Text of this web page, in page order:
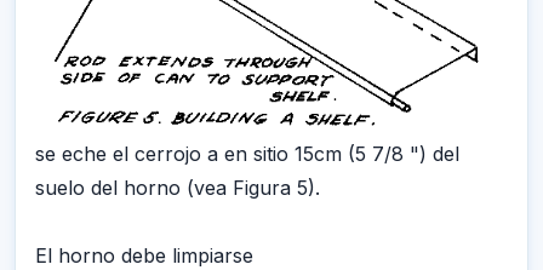
se eche el cerrojo a en sitio 15cm (5 7/8 ") del
suelo del horno (vea Figura 5).
El horno debe limpiarse